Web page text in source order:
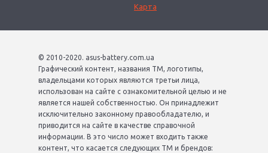
Карта
© 2010-2020. asus-battery.com.ua
Графический контент, названия ТМ, логотипы,
владельцами которых являются третьи лица,
использован на сайте с ознакомительной целью и не
является нашей собственностью. Он принадлежит
исключительно законному правообладателю, и
приводится на сайте в качестве справочной
информации. В это число может входить также
контент, что касается следующих ТМ и брендов: